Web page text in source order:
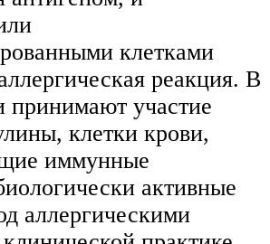
клетками
реакция. В
принимают участие
клетки крови,
иммунные
активные
аллергическими